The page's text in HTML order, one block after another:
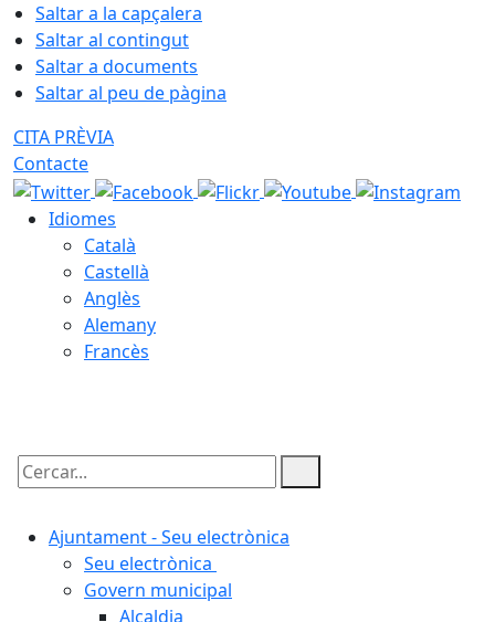
Saltar a la capçalera
Saltar al contingut
Saltar a documents
Saltar al peu de pàgina
CITA PRÈVIA
Contacte
Idiomes
Català
Castellà
Anglès
Alemany
Francès
Cercar:
Ajuntament - Seu electrònica
Seu electrònica
Govern municipal
Alcaldia